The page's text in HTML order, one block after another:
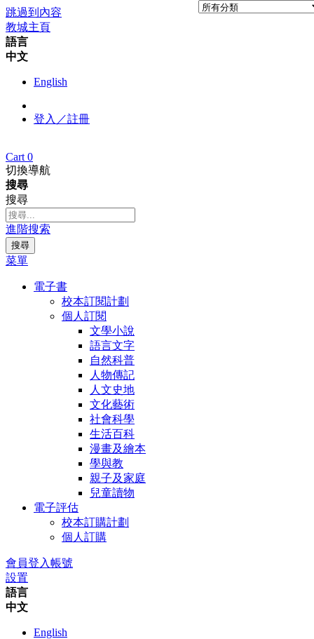
跳過到內容
教城主頁
語言
中文
English
登入／註冊
Cart 0
切換導航
搜尋
搜尋
進階搜索
搜尋
菜單
電子書
校本訂閱計劃
個人訂閱
文學小說
語言文字
自然科普
人物傳記
人文史地
文化藝術
社會科學
生活百科
漫畫及繪本
學與教
親子及家庭
兒童讀物
電子評估
校本訂購計劃
個人訂購
會員登入帳號
設置
語言
中文
English